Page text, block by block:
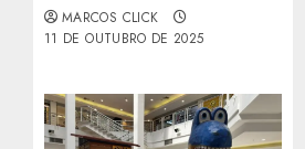
MARCOS CLICK
11 DE OUTUBRO DE 2025